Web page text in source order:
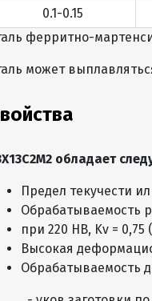
0.1-0.15
ферритно-
может
обладает
Предел текучести
Обрабатываемость
при 220 HB, Kv =
Высокая
Обрабатываемость